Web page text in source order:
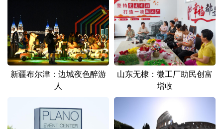
多语种频道
English Español Français عربى
Русский язык 日本語 한국어
Deutsch Português
新疆布尔津：边城夜色醉游
人
山东无棣：微工厂助民创富
增收